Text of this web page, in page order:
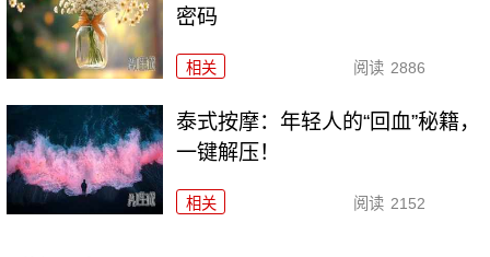
密码
相关 阅读 2886
泰式按摩：年轻人的“回血”秘籍，
一键解压！
相关 阅读 2152